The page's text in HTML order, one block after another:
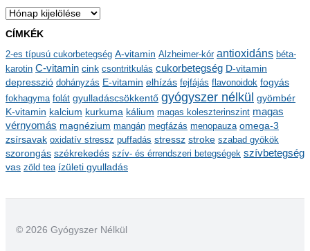
A
c
h
í
v
u
m
CÍMKÉK
2-es típusú cukorbetegség A-vitamin Alzheimer-kór antioxidáns béta-
karotin C-vitamin cink csontritkulás cukorbetegség D-vitamin
depresszió dohányzás E-vitamin elhízás fejfájás flavonoidok fogyás
fokhagyma folát gyulladáscsökkentő gyógyszer nélkül gyömbér
K-vitamin kalcium kurkuma kálium magas koleszterinszint magas
vérnyomás magnézium mangán megfázás menopauza omega-3
zsírsavak oxidatív stressz puffadás stressz stroke szabad gyökök
szorongás székrekedés szív- és érrendszeri betegségek szívbetegség
vas zöld tea ízületi gyulladás
© 2026 Gyógyszer Nélkül